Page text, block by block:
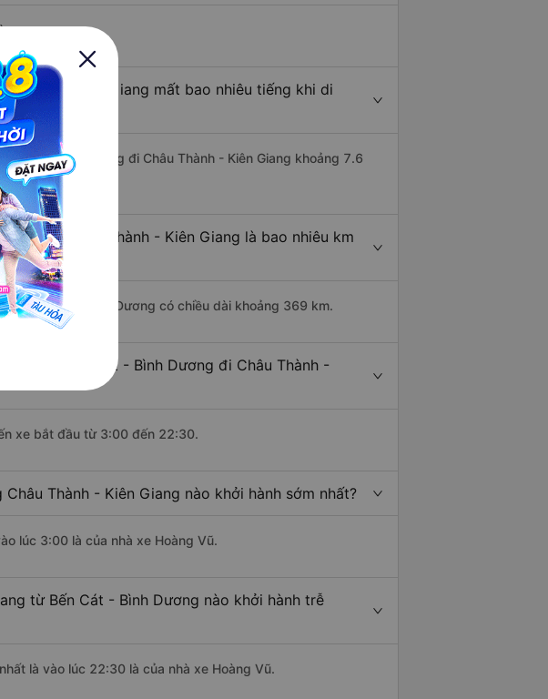
Thành - Kiên Giang mất bao nhiêu tiếng khi di
Cát - Bình Dương đi Châu Thành - Kiên Giang khoảng 7.6
đi Châu Thành - Kiên Giang là bao nhiêu km
từ Bến Cát - Bình Dương có chiều dài khoảng 369 km.
khách Bến Cát - Bình Dương đi Châu Thành -
xe bắt đầu từ 3:00 đến 22:30.
Thành - Kiên Giang nào khởi hành sớm nhất?
lúc 3:00 là của nhà xe Hoàng Vũ.
từ Bến Cát - Bình Dương nào khởi hành trễ
là vào lúc 22:30 là của nhà xe Hoàng Vũ.